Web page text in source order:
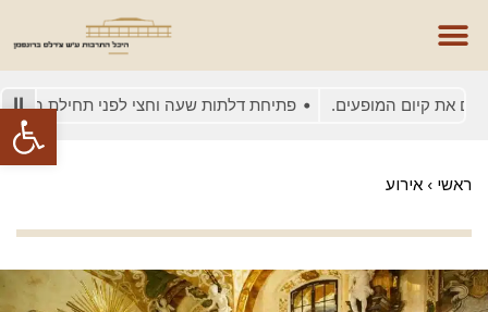
פתח קיום המופעים. פתיחת דלתות שעה וחצי לפני תחילת המופע
ראשי › אירוע